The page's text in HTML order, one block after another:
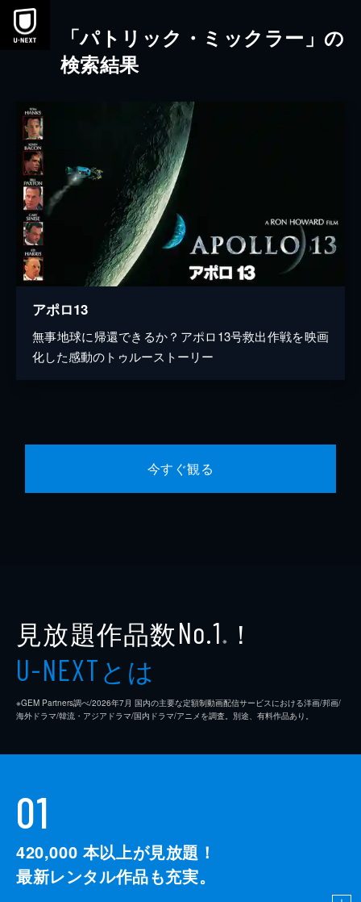
本文へスキップ
「パトリック・ミックラー」の
検索結果
アポロ13
無事地球に帰還できるか？アポロ13号救出作戦を映画
化した感動のトゥルーストーリー
今すぐ観る
見放題作品数No.1 ※ ！
U-NEXTとは
※GEM Partners調べ/2026年7⽉ 国内の主要な定額制動画配信サービスにおける洋画/邦画/
海外ドラマ/韓流・アジアドラマ/国内ドラマ/アニメを調査。別途、有料作品あり。
01
420,000 本以上が見放題！
最新レンタル作品も充実。